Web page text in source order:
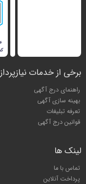
برخی از خدمات نیازپرداز
راهنمای درج آگهی
بهینه سازی آگهی
تعرفه تبلیغات
قوانین درج آگهی
لینک ها
تماس با ما
پرداخت آنلاین